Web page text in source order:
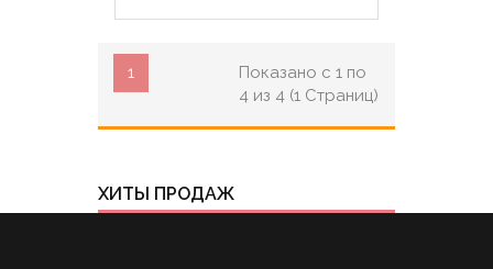
1
Показано с 1 по
4 из 4 (1 Страниц)
ХИТЫ ПРОДАЖ